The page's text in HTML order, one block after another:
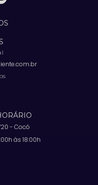
ENTREVISTA DE
E METAS
- Cocó
às 18:00h